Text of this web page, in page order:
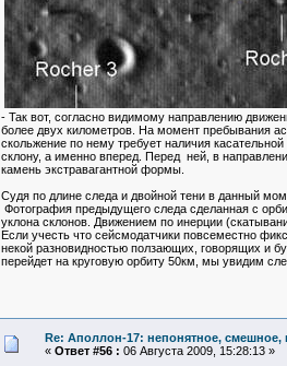
- Так вот, согласно видимому направлению
более двух километров. На момент пребывания
скольжение по нему требует наличия
склону, а именно вперед. Перед ней, в
камень экстравагантной формы.
Судя по длине следа и двойной тени в данный
Фотография предыдущего следа сделанная с
уклона склонов. Движением по инерции
Если учесть что сейсмодатчики повсеместно
некой разновидностью ползающих, говорящих и
перейдет на круговую орбиту 50км, мы увидим
Re: Аполлон-17: непонятное, смешное,
« Ответ #56 : 06 Августа 2009, 15:28:13 »